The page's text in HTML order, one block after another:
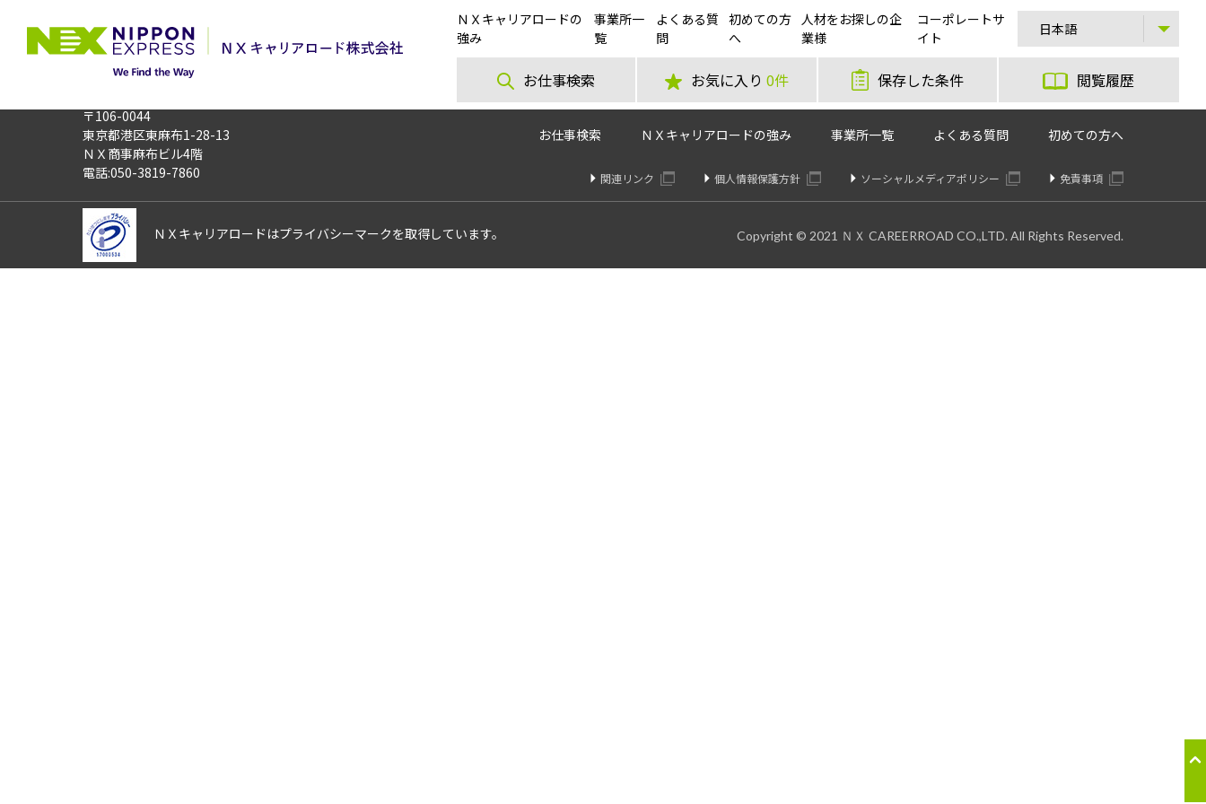
ＮＸキャリアロードの
強み
事業所一
覧
よくある質
問
初めての方
へ
人材をお探しの企
業様
コーポレートサ
イト
お仕事検索 お気に入り 0件 保存した条件 閲覧履歴
【短期・夜勤】Amazon倉庫内で入出荷作業！＠川越【21時～翌6時】
このお仕事は非公開のお仕事です
013212
〒106-0044
東京都港区東麻布1-28-13
ＮＸ商事麻布ビル4階
電話:050-3819-7860
お仕事検索 ＮＸキャリアロードの強み 事業所一覧 よくある質問 初めての方へ
関連リンク 個人情報保護方針 ソーシャルメディアポリシー 免責事項
ＮＸキャリアロードはプライバシーマークを取得しています。 Copyright © 2021 ＮＸ CAREERROAD CO.,LTD. All Rights Reserved.